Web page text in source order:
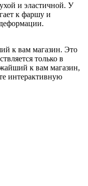
и эластичной. У
к фаршу и
к вам магазин. Это
только в
к вам магазин,
интерактивную